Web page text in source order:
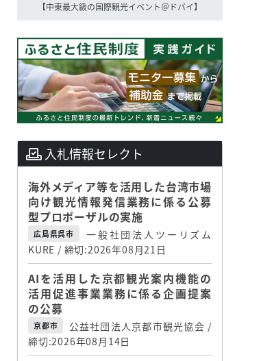
【中東最大級の国際観光イベント＠ドバイ】
入札情報セレクト
海外メディア等を活用した台湾市場
向け観光情報発信業務に係る公募
型プロポーザルの実施
広島県呉市
一般社団法人ツーリズム
KURE / 締切:2026年08月21日
AIを活用した京都観光案内機能の
活用促進事業業務に係る企画提案
の公募
京都市
公益社団法人京都市観光協会 /
締切:2026年08月14日